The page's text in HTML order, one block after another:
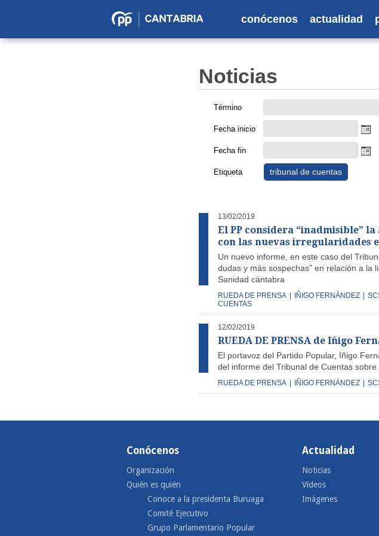
Partido
conócenos actualidad
Noticias
Término
Fecha inicio
Fecha fin
Etiqueta tribunal de cuentas
13/02/2019
El PP considera “inadmisible”
con las nuevas irregularidades
Un nuevo informe, en este caso del
dudas y más sospechas” en relación a la
Sanidad cántabra
RUEDA DE PRENSA IÑIGO FERNÁNDEZ
CUENTAS
12/02/2019
RUEDA DE PRENSA de Iñigo
El portavoz del Partido Popular, Iñigo
del informe del Tribunal de Cuentas
RUEDA DE PRENSA IÑIGO FERNÁNDEZ
Conócenos
Organización
Quién es quién
Conoce a la presidenta Buruaga
Comité Ejecutivo
Grupo Parlamentario Popular
Actualidad
Noticias
Vídeos
Imágenes